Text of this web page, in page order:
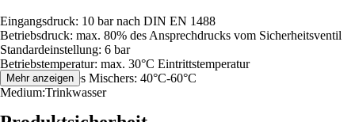
Eingangsdruck: 10 bar nach DIN EN 1488
Betriebsdruck: max. 80% des Ansprechdrucks vom Sicherheitsventil
Standardeinstellung: 6 bar
Betriebstemperatur: max. 30°C Eintrittstemperatur
Regelbereich des Mischers: 40°C-60°C
Medium:Trinkwasser
Mehr anzeigen